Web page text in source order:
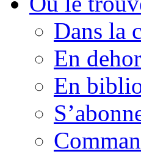
Dans la
En
En